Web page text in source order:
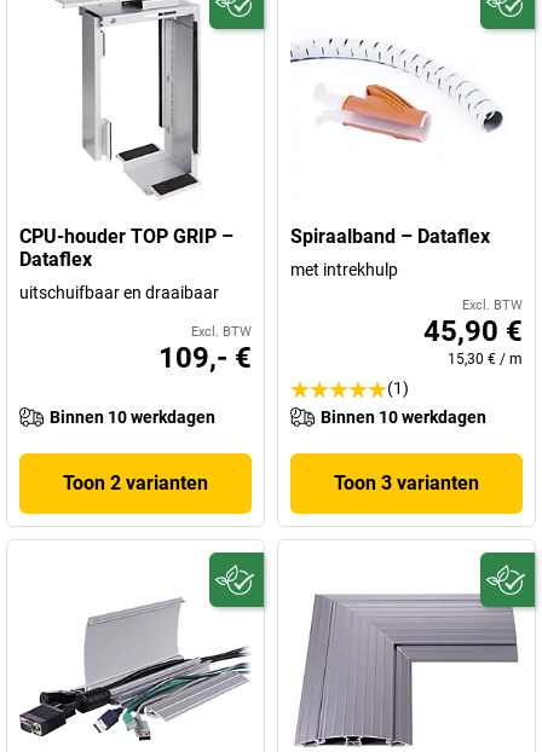
CPU-houder TOP GRIP –
Dataflex
uitschuifbaar en draaibaar
Excl. BTW
109,- €
Binnen 10 werkdagen
Toon 2 varianten
Spiraalband – Dataflex
met intrekhulp
Excl. BTW
45,90 €
15,30 € / m
(1)
Binnen 10 werkdagen
Toon 3 varianten